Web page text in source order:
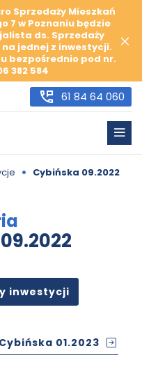
Sprzedaży Mieszkań
7 w Poznaniu będzie
ds. Sprzedaży
jednej z inwestycji.
bezpośrednio pod nr.
382 584
61 84 64 060
• Cybińska 09.2022
inwestycji
Cybińska 01.2023